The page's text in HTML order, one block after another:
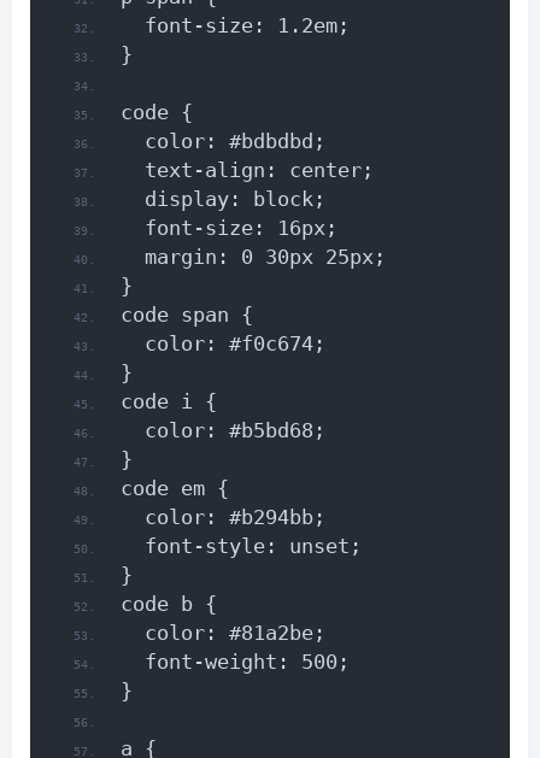
  font-size: 1.2em;
}
code {
  color: #bdbdbd;
  text-align: center;
  display: block;
  font-size: 16px;
  margin: 0 30px 25px;
}
code span {
  color: #f0c674;
}
code i {
  color: #b5bd68;
}
code em {
  color: #b294bb;
  font-style: unset;
}
code b {
  color: #81a2be;
  font-weight: 500;
}
a {